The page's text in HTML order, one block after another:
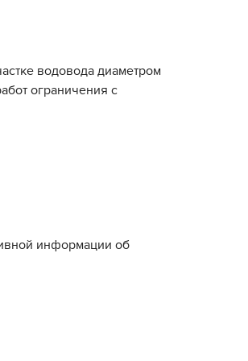
водовода диаметром
ограничения с
информации об